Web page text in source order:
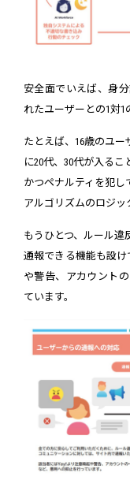
安全面でいえば、身
れたユーザーとの1対1
たとえば、16歳のユ
に20代、30代が入る
かつペナルティを犯し
アルゴリズムのロジッ
もうひとつ、ルール違
通報できる機能も設け
や警告、アカウント
ています。